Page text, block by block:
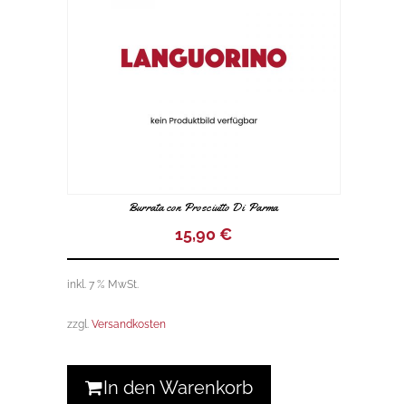
Burrata con Prosciutto Di Parma
15,90€
inkl. 7 % MwSt.
zzgl. Versandkosten
In den Warenkorb